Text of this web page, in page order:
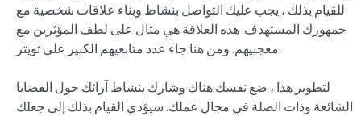
للقيام بذلك ، يجب عليك التواصل بنشاط وبناء علاقات شخصية مع
جمهورك المستهدف. هذه العلاقة هي مثال على لطف المؤثرين مع
معجبيهم. ومن هنا جاء عدد متابعيهم الكبير على تويتر.
لتطوير هذا ، ضع نفسك هناك وشارك بنشاط آرائك حول القضايا
الشائعة وذات الصلة في مجال عملك. سيؤدي القيام بذلك إلى جعلك